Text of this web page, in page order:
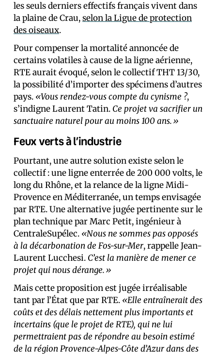
les seuls derniers effectifs français vivent dans
la plaine de Crau,selon la Ligue de protection
des oiseaux.
Pour compenser la mortalité annoncée de
certains volatiles à cause de la ligne aérienne,
RTE aurait évoqué, selon le collectif THT 13/30,
la possibilité d’importer des spécimens d’autres
pays. «Vous rendez-vous compte du cynisme ?,
s’indigne Laurent Tatin. Ce projet va sacrifier un
sanctuaire naturel pour au moins 100 ans.»
Feux verts à l’industrie
Pourtant, une autre solution existe selon le
collectif : une ligne enterrée de 200 000 volts, le
long du Rhône, et la relance de la ligne Midi-
Provence en Méditerranée, un temps envisagée
par RTE. Une alternative jugée pertinente sur le
plan technique par Marc Petit, ingénieur à
CentraleSupélec. «Nous ne sommes pas opposés
à la décarbonation de Fos-sur-Mer, rappelle Jean-
Laurent Lucchesi. C’est la manière de mener ce
projet qui nous dérange.»
Mais cette proposition est jugée irréalisable
tant par l’État que par RTE. «Elle entraînerait des
coûts et des délais nettement plus importants et
incertains (que le projet de RTE), qui ne lui
permettraient pas de répondre au besoin estimé
de la région Provence-Alpes-Côte d’Azur dans des